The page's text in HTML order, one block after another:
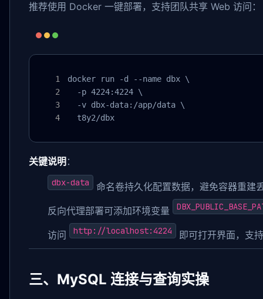
推荐使用 Docker 一键部署，支持团队共享 Web 访问：
docker run -d --name dbx \
  -p 4224:4224 \
  -v dbx-data:/app/data \
  t8y2/dbx
关键说明 ：
dbx-data 命名卷持久化配置数据，避免容器重建
反向代理部署可添加环境变量
访问 http://localhost:4224 即可打开界面，支
三、MySQL 连接与查询实操